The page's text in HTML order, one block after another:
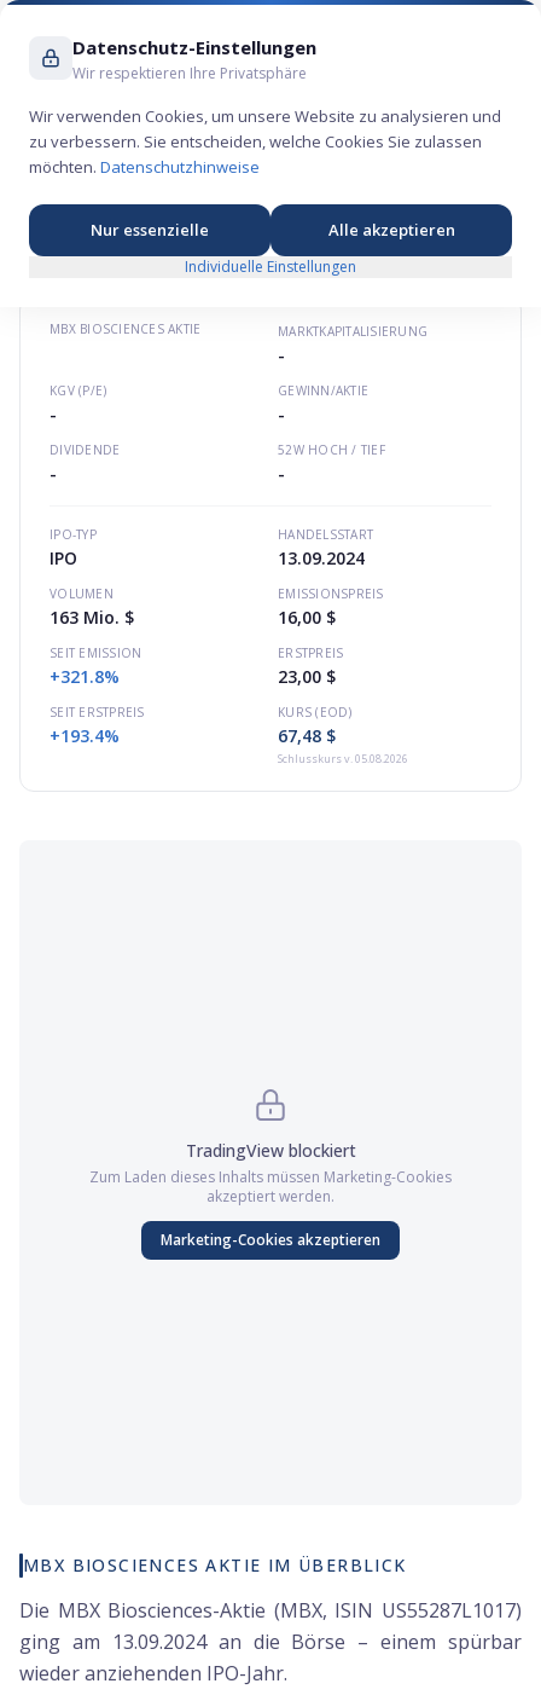
Suche ...
MBX Biosciences Aktie – Gesundheits-
Börsengang 2024
Nordamerika ⚕️ mbxbio.com ★
MBX BIOSCIENCESAKTIE MARKTKAPITALISIERUNG
-
KGV (P/E)
-
GEWINN/AKTIE
-
DIVIDENDE
-
52W HOCH / TIEF
-
IPO-TYP
IPO
HANDELSSTART
13.09.2024
VOLUMEN
163 Mio. $
EMISSIONSPREIS
16,00 $
SEIT EMISSION
+321.8%
ERSTPREIS
23,00 $
SEIT ERSTPREIS
+193.4%
KURS (EOD)
67,48 $
Schlusskursv. 05.08.2026
TradingViewblockiert
Zum Laden dieses Inhalts müssen Marketing-Cookies
akzeptiert werden.
Marketing-Cookies akzeptieren
MBX BIOSCIENCES AKTIE IM ÜBERBLICK
Die MBX Biosciences-Aktie (MBX, ISIN US55287L1017)
ging am 13.09.2024 an die Börse – einem spürbar
wieder anziehenden IPO-Jahr.
Datenschutz-Einstellungen
Wir respektieren Ihre Privatsphäre
Wir verwenden Cookies, um unsere Website zu analysieren und
zu verbessern. Sie entscheiden, welche Cookies Sie zulassen
möchten. Datenschutzhinweise
Nur essenzielle Alle akzeptieren
Individuelle Einstellungen